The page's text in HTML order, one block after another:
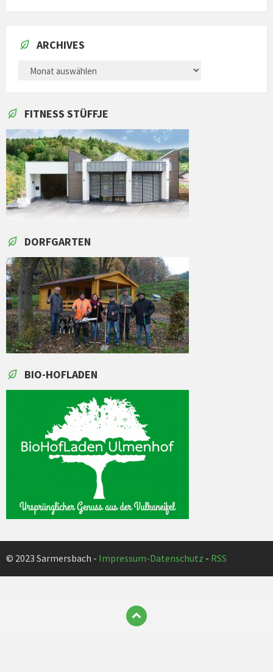
ARCHIVES
ARCHIVES
FITNESS STÜFFJE
DORFGARTEN
BIO-HOFLADEN
© 2023 Sarmersbach - Impressum-Datenschutz - RSS